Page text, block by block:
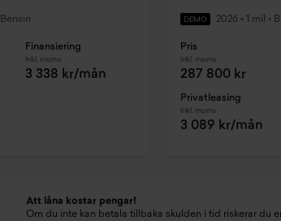
Bensin
Finansiering
Inkl. moms
3 338 kr/mån
DEMO 2026 • 1 mil •
Pris
Inkl. moms
287 800 kr
Privatleasing
Inkl. moms
3 089 kr/mån
Att låna kostar pengar!
Om du inte kan betala tillbaka skulden i tid riskerar du